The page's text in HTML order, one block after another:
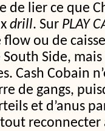
de lier ce que
drill. Sur PLAY
ou de
Side,
Cash Cobain
de gangs,
et d’anus